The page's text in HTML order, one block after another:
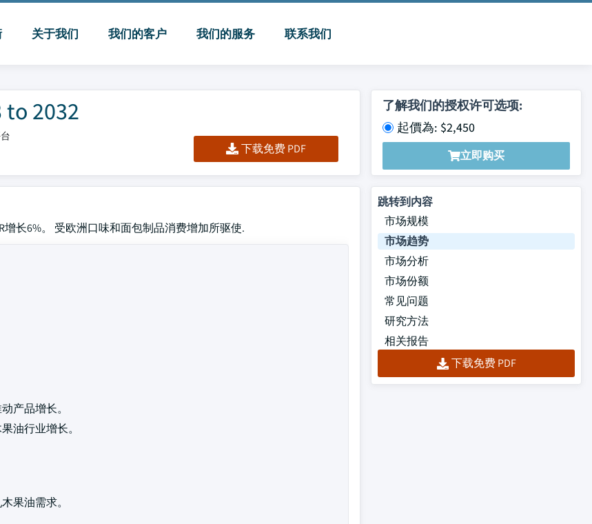
关于我们 我们的客户 我们的服务 联系我们
2032
下载免费 PDF
了解我们的授权许可选项:
起價為: $2,450
立即购买
增长6%。 受欧洲口味和面包制品消费增加所驱使.
产品增长。
油行业增长。
果油需求。
跳转到内容
市场规模
市场趋势
市场分析
市场份额
常见问题
研究方法
相关报告
下载免费 PDF